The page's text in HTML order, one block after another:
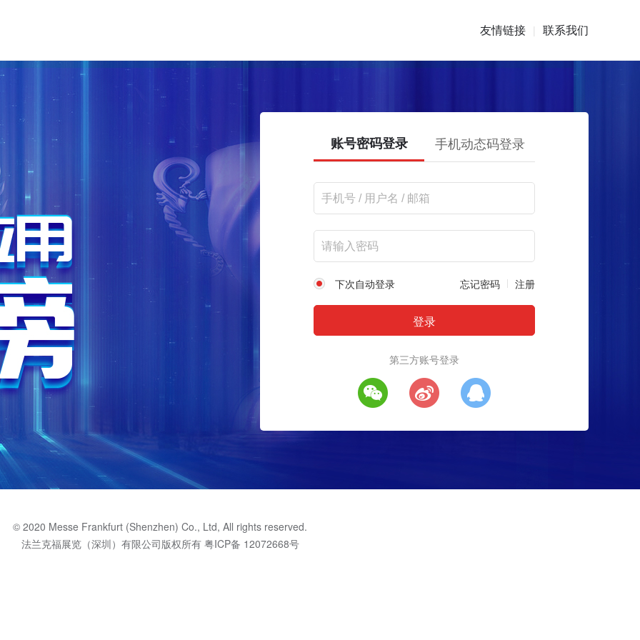
友情链接 | 联系我们
账号密码登录 手机动态码登录
下次自动登录 忘记密码 注册
第三方账号登录
© 2020 Messe Frankfurt (Shenzhen) Co., Ltd, All rights reserved.
法兰克福展览（深圳）有限公司版权所有 粤ICP备 12072668号